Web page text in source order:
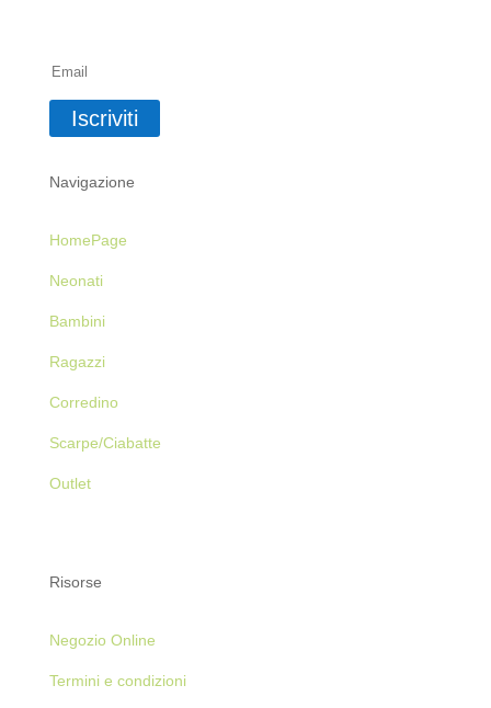
Iscriviti
Navigazione
HomePage
Neonati
Bambini
Ragazzi
Corredino
Scarpe/Ciabatte
Outlet
Risorse
Negozio Online
Termini e condizioni